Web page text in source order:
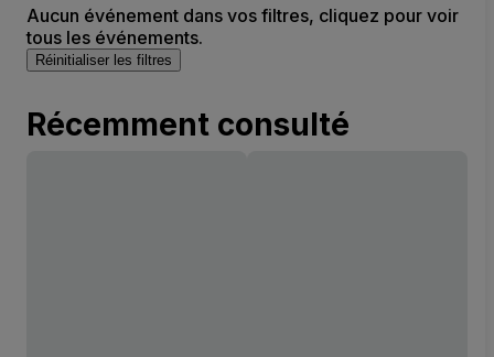
Aucun événement dans vos filtres, cliquez pour voir
tous les événements.
Réinitialiser les filtres
Récemment consulté